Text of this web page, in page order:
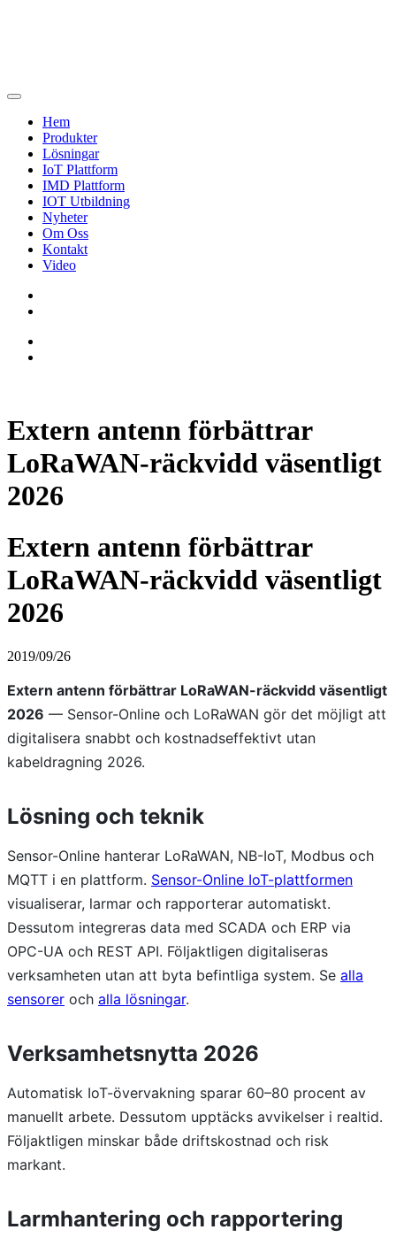
Hem
Produkter
Lösningar
IoT Plattform
IMD Plattform
IOT Utbildning
Nyheter
Om Oss
Kontakt
Video
Extern antenn förbättrar
LoRaWAN-räckvidd väsentligt
2026
Extern antenn förbättrar
LoRaWAN-räckvidd väsentligt
2026
2019/09/26
Extern antenn förbättrar LoRaWAN-räckvidd väsentligt
2026 — Sensor-Online och LoRaWAN gör det möjligt att
digitalisera snabbt och kostnadseffektivt utan
kabeldragning 2026.
Lösning och teknik
Sensor-Online hanterar LoRaWAN, NB-IoT, Modbus och
MQTT i en plattform. Sensor-Online IoT-plattformen
visualiserar, larmar och rapporterar automatiskt.
Dessutom integreras data med SCADA och ERP via
OPC-UA och REST API. Följaktligen digitaliseras
verksamheten utan att byta befintliga system. Se alla
sensorer och alla lösningar.
Verksamhetsnytta 2026
Automatisk IoT-övervakning sparar 60–80 procent av
manuellt arbete. Dessutom upptäcks avvikelser i realtid.
Följaktligen minskar både driftskostnad och risk
markant.
Larmhantering och rapportering